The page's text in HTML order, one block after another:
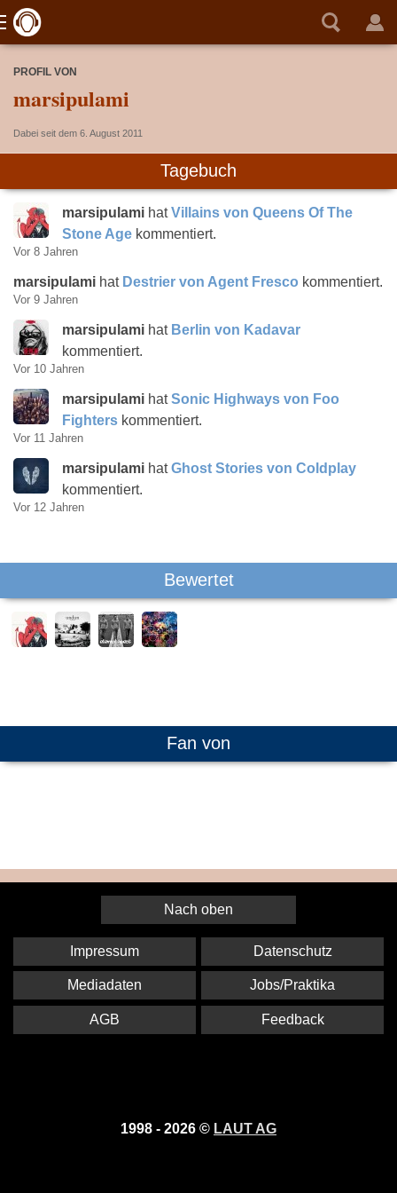
PROFIL VON
marsipulami
Dabei seit dem 6. August 2011
Tagebuch
marsipulami hatVillains von Queens Of The
Stone Age kommentiert.
Vor 8 Jahren
marsipulami hat Destrier von Agent Fresco kommentiert.
Vor 9 Jahren
marsipulami hat Berlin von Kadavar
kommentiert.
Vor 10 Jahren
marsipulami hatSonic Highways von Foo
Fighters kommentiert.
Vor 11 Jahren
marsipulami hatGhost Stories von Coldplay
kommentiert.
Vor 12 Jahren
Bewertet
Fan von
Nach oben
1998 - 2026 © LAUT AG
Impressum Datenschutz
Mediadaten Jobs/Praktika
AGB Feedback